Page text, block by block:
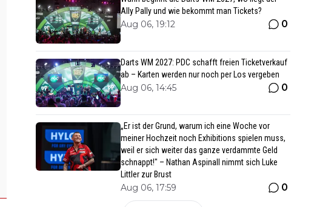
Ally Pally und wie bekommt man Tickets?
Aug 06, 19:12 0
Darts WM 2027: PDC schafft freien Ticketverkauf
ab – Karten werden nur noch per Los vergeben
Aug 06, 14:45 0
„Er ist der Grund, warum ich eine Woche vor
meiner Hochzeit noch Exhibitions spielen muss,
weil er sich weiter das ganze verdammte Geld
schnappt!" – Nathan Aspinall nimmt sich Luke
Littler zur Brust
Aug 06, 17:59 0